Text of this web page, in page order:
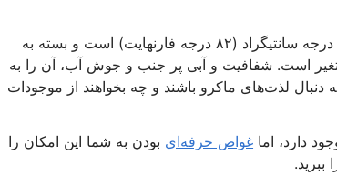
دمای هوا در تمام طول سال گرم می‌ماند و به طور متوسط ۲۸ درجه سانتیگراد (۸۲ درجه فارنهایت) است و بسته به
از ۱۰ متر (۳۵ فوت) تا ۳۰ متر (۱۰۰ فوت) متغیر است. شفافیت و آبی پر جنب و جوش آب، آن را به
لذت‌های ماکرو باشند و چه بخواهند از موجودات
دارد، اما غواص حرفه‌ای بودن به شما این امکان را